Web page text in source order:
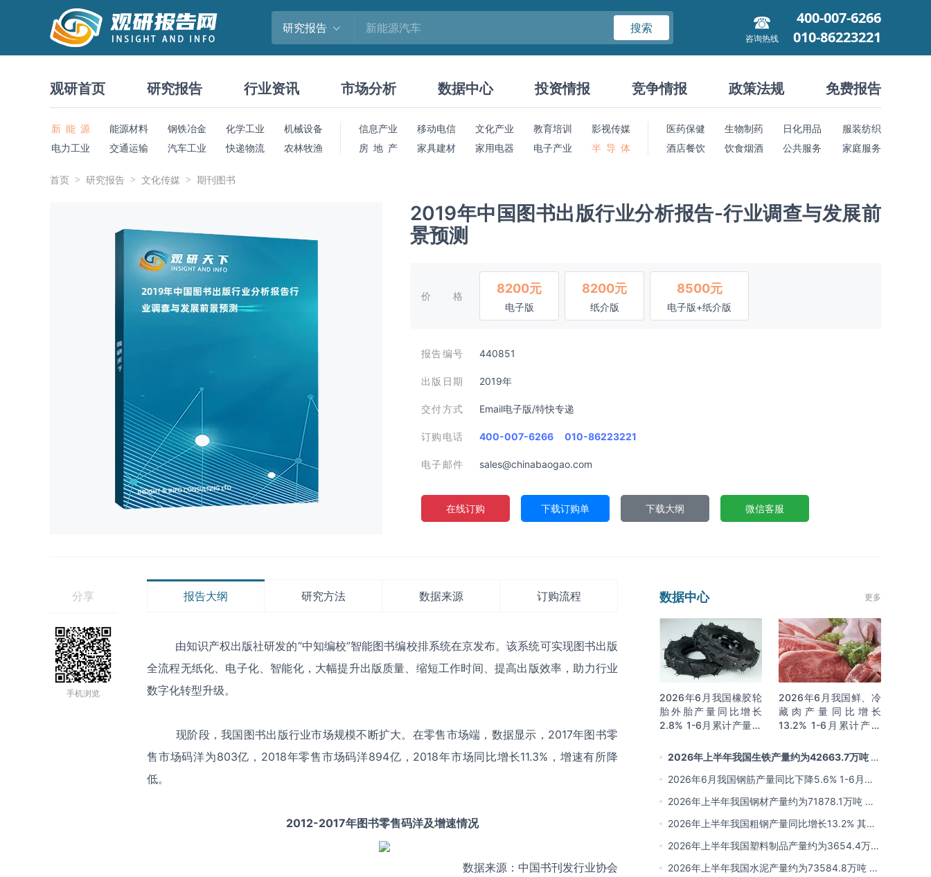
研究报告 搜索
咨询热线
400-007-6266
010-86223221
观研首页 研究报告 行业资讯 市场分析 数据中心 投资情报 竞争情报 政策法规 免费报告
新 能 源 能源材料 钢铁冶金 化学工业
机械设备
电力工业
交通运输 汽车工业 快递物流 农林牧渔
信息产业 移动电信 文化产业 教育培训
影视传媒
房 地 产
家具建材 家用电器 电子产业 半 导 体
医药保健 生物制药 日化用品
服装纺织
酒店餐饮
饮食烟酒 公共服务 家庭服务
首页 研究报告 文化传媒 期刊图书
2019年中国图书出版行业分析报告-行业调查与发展前
景预测
价格
8200元
电子版
8200元
纸介版
8500元
电子版+纸介版
报告编号 440851
出版日期 2019年
交付方式 Email电子版/特快专递
订购电话 400-007-6266 010-86223221
电子邮件 sales@chinabaogao.com
在线订购 下载订购单 下载大纲 微信客服
分享
手机浏览
报告大纲 研究方法 数据来源 订购流程
由知识产权出版社研发的“中知编校”智能图书编校排系统在京发布。该系统可实现图书出版
全流程无纸化、电子化、智能化，大幅提升出版质量、缩短工作时间、提高出版效率，助力行业
数字化转型升级。
现阶段，我国图书出版行业市场规模不断扩大。在零售市场端，数据显示，2017年图书零
售市场码洋为803亿，2018年零售市场码洋894亿，2018年市场同比增长11.3%，增速有所降
低。
2012-2017年图书零售码洋及增速情况
数据来源：中国书刊发行业协会
数据中心 更多
2026年6月我国橡胶轮
胎外胎产量同比增长
2.8% 1-6月累计产量同
2026年6月我国鲜、冷
藏肉产量同比增长
13.2% 1-6月累计产量
2026年上半年我国生铁产量约为42663.7万吨 同
比下降2.8% 其中河北产量占比22.7%排名第一
2026年6月我国钢筋产量同比下降5.6% 1-6月累
计产量同比下降10.7%
2026年上半年我国钢材产量约为71878.1万吨 同
比下降0.9% 其中河北以超亿吨产量排名第一
2026年上半年我国粗钢产量同比增长13.2% 其中
河北产量占比21.5%位居首位
2026年上半年我国塑料制品产量约为3654.4万吨
其中江苏、浙江产量分别占比18.9%、16.0%
2026年上半年我国水泥产量约为73584.8万吨 同